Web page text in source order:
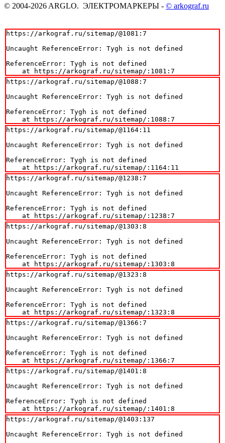
© 2004-2026 ARGLO. ЭЛЕКТРОМАРКЕРЫ - © arkograf.ru
https://arkograf.ru/sitemap/@1081:7
Uncaught ReferenceError: Tygh is not defined
ReferenceError: Tygh is not defined
    at https://arkograf.ru/sitemap/:1081:7
https://arkograf.ru/sitemap/@1088:7
Uncaught ReferenceError: Tygh is not defined
ReferenceError: Tygh is not defined
    at https://arkograf.ru/sitemap/:1088:7
https://arkograf.ru/sitemap/@1164:11
Uncaught ReferenceError: Tygh is not defined
ReferenceError: Tygh is not defined
    at https://arkograf.ru/sitemap/:1164:11
https://arkograf.ru/sitemap/@1238:7
Uncaught ReferenceError: Tygh is not defined
ReferenceError: Tygh is not defined
    at https://arkograf.ru/sitemap/:1238:7
https://arkograf.ru/sitemap/@1303:8
Uncaught ReferenceError: Tygh is not defined
ReferenceError: Tygh is not defined
    at https://arkograf.ru/sitemap/:1303:8
https://arkograf.ru/sitemap/@1323:8
Uncaught ReferenceError: Tygh is not defined
ReferenceError: Tygh is not defined
    at https://arkograf.ru/sitemap/:1323:8
https://arkograf.ru/sitemap/@1366:7
Uncaught ReferenceError: Tygh is not defined
ReferenceError: Tygh is not defined
    at https://arkograf.ru/sitemap/:1366:7
https://arkograf.ru/sitemap/@1401:8
Uncaught ReferenceError: Tygh is not defined
ReferenceError: Tygh is not defined
    at https://arkograf.ru/sitemap/:1401:8
https://arkograf.ru/sitemap/@1403:137
Uncaught ReferenceError: Tygh is not defined